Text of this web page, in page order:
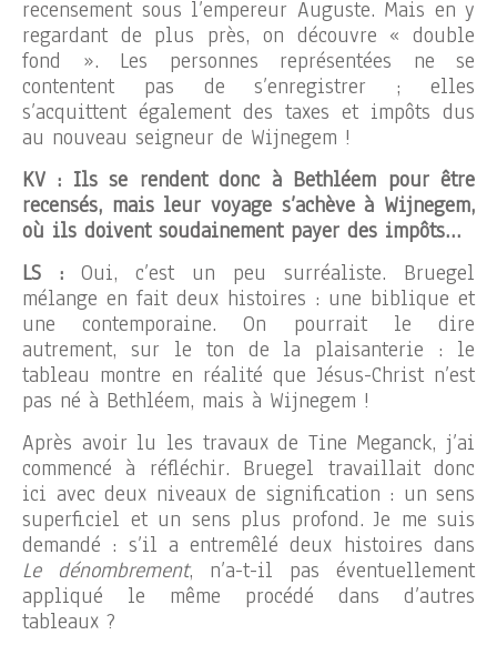
recensement sous l’empereur Auguste. Mais en y
regardant de plus près, on découvre « double
fond ». Les personnes représentées ne se
contentent pas de s’enregistrer ; elles
s’acquittent également des taxes et impôts dus
au nouveau seigneur de Wijnegem !
KV : Ils se rendent donc à Bethléem pour être
recensés, mais leur voyage s’achève à Wijnegem,
où ils doivent soudainement payer des impôts…
LS : Oui, c’est un peu surréaliste. Bruegel
mélange en fait deux histoires : une biblique et
une contemporaine. On pourrait le dire
autrement, sur le ton de la plaisanterie : le
tableau montre en réalité que Jésus-Christ n’est
pas né à Bethléem, mais à Wijnegem !
Après avoir lu les travaux de Tine Meganck, j’ai
commencé à réfléchir. Bruegel travaillait donc
ici avec deux niveaux de signification : un sens
superficiel et un sens plus profond. Je me suis
demandé : s’il a entremêlé deux histoires dans
Le dénombrement, n’a-t-il pas éventuellement
appliqué le même procédé dans d’autres
tableaux ?